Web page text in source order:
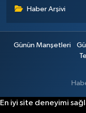
Haber Arşivi
Günün Manşetleri
En iyi site deneyimi